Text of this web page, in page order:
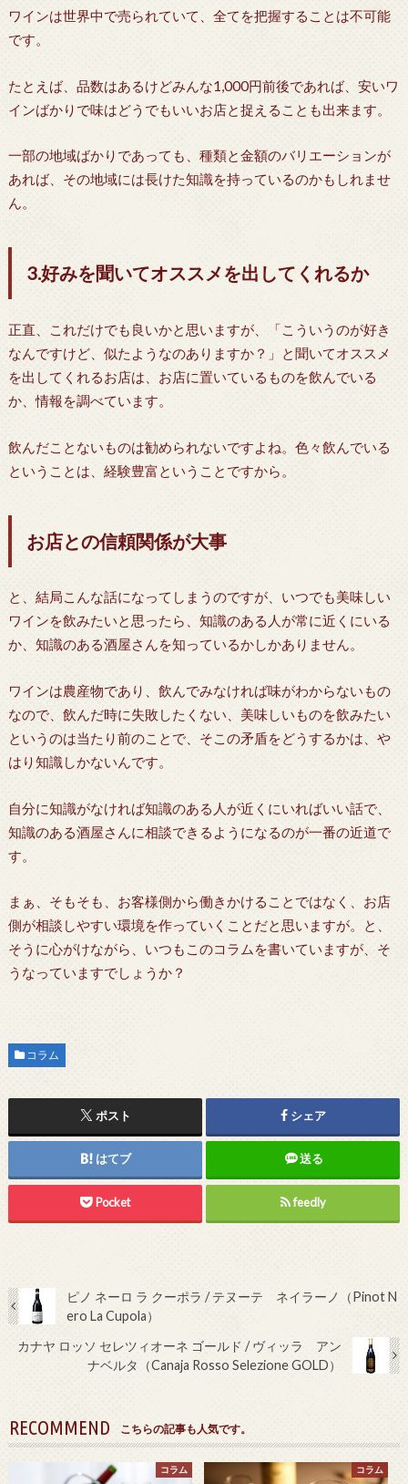
ワインは世界中で売られていて、全てを把握することは不可能
です。
たとえば、品数はあるけどみんな1,000円前後であれば、安いワ
インばかりで味はどうでもいいお店と捉えることも出来ます。
一部の地域ばかりであっても、種類と金額のバリエーションが
あれば、その地域には長けた知識を持っているのかもしれませ
ん。
3.好みを聞いてオススメを出してくれるか
正直、これだけでも良いかと思いますが、「こういうのが好き
なんですけど、似たようなのありますか？」と聞いてオススメ
を出してくれるお店は、お店に置いているものを飲んでいる
か、情報を調べています。
飲んだことないものは勧められないですよね。色々飲んでいる
ということは、経験豊富ということですから。
お店との信頼関係が大事
と、結局こんな話になってしまうのですが、いつでも美味しい
ワインを飲みたいと思ったら、知識のある人が常に近くにいる
か、知識のある酒屋さんを知っているかしかありません。
ワインは農産物であり、飲んでみなければ味がわからないもの
なので、飲んだ時に失敗したくない、美味しいものを飲みたい
というのは当たり前のことで、そこの矛盾をどうするかは、や
はり知識しかないんです。
自分に知識がなければ知識のある人が近くにいればいい話で、
知識のある酒屋さんに相談できるようになるのが一番の近道で
す。
まぁ、そもそも、お客様側から働きかけることではなく、お店
側が相談しやすい環境を作っていくことだと思いますが。と、
そうに心がけながら、いつもこのコラムを書いていますが、そ
うなっていますでしょうか？
コラム
ポスト シェア
はてブ 送る
Pocket feedly
ピノ ネーロ ラ クーポラ / テヌーテ ネイラーノ（Pinot N
ero La Cupola）
カナヤ ロッソ セレツィオーネ ゴールド / ヴィッラ アン
ナベルタ（Canaja Rosso Selezione GOLD）
RECOMMEND こちらの記事も人気です。
コラム コラム